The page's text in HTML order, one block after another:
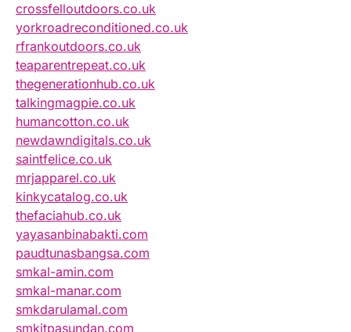
crossfelloutdoors.co.uk
yorkroadreconditioned.co.uk
rfrankoutdoors.co.uk
teaparentrepeat.co.uk
thegenerationhub.co.uk
talkingmagpie.co.uk
humancotton.co.uk
newdawndigitals.co.uk
saintfelice.co.uk
mrjapparel.co.uk
kinkycatalog.co.uk
thefaciahub.co.uk
yayasanbinabakti.com
paudtunasbangsa.com
smkal-amin.com
smkal-manar.com
smkdarulamal.com
smkitpasundan.com